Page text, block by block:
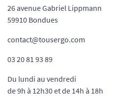
26 avenue Gabriel Lippmann
59910 Bondues
contact@tousergo.com
03 20 81 93 89
Du lundi au vendredi
de 9h à 12h30 et de 14h à 18h